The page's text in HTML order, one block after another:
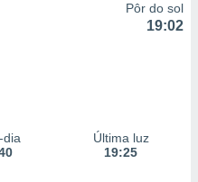
Pôr do sol
19:02
dia
Última luz
19:25